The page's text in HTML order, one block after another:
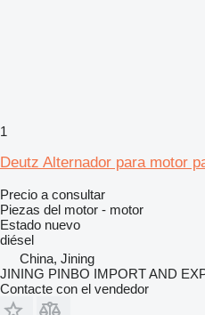
1
Deutz Alternador para motor
Precio a consultar
Piezas del motor - motor
Estado nuevo
diésel
China, Jining
JINING PINBO IMPORT AND
Contacte con el vendedor